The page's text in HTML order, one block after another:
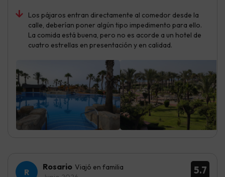
Los pájaros entran directamente al comedor desde la
calle, deberían poner algún tipo impedimento para ello.
La comida está buena, pero no es acorde a un hotel de
cuatro estrellas en presentación y en calidad.
5.7
Rosario Viajó en familia